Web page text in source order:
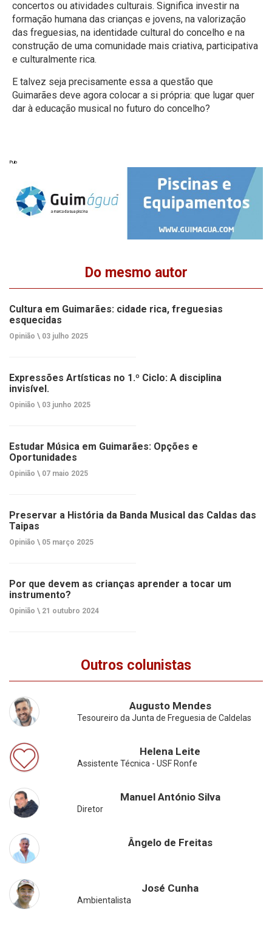
concertos ou atividades culturais. Significa investir na
formação humana das crianças e jovens, na valorização
das freguesias, na identidade cultural do concelho e na
construção de uma comunidade mais criativa, participativa
e culturalmente rica.
E talvez seja precisamente essa a questão que
Guimarães deve agora colocar a si própria: que lugar quer
dar à educação musical no futuro do concelho?
Pub
Do mesmo autor
Cultura em Guimarães: cidade rica, freguesias
esquecidas
Opinião \ 03 julho 2025
Expressões Artísticas no 1.º Ciclo: A disciplina
invisível.
Opinião \ 03 junho 2025
Estudar Música em Guimarães: Opções e
Oportunidades
Opinião \ 07 maio 2025
Preservar a História da Banda Musical das Caldas das
Taipas
Opinião \ 05 março 2025
Por que devem as crianças aprender a tocar um
instrumento?
Opinião \ 21 outubro 2024
Outros colunistas
Augusto Mendes
Tesoureiro da Junta de Freguesia de Caldelas
Helena Leite
Assistente Técnica - USF Ronfe
Manuel António Silva
Diretor
Ângelo de Freitas
José Cunha
Ambientalista